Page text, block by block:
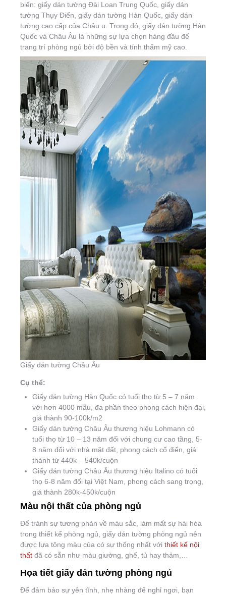
biến: giấy dán tường Đài Loan Trung Quốc, giấy dán
tường Thụy Điển, giấy dán tường Hàn Quốc, giấy dán
tường cao cấp của Châu u. Trong đó, giấy dán tường Hàn
Quốc và Châu Âu là những sự lựa chọn hàng đầu để
trang trí phòng ngủ bởi độ bền và tính thẩm mỹ cao.
Giấy dán tường Châu Âu
Cụ thể:
Giấy dán tường Hàn Quốc có tuổi thọ từ 5 – 7 năm
với hơn 4000 mẫu, đa phần theo phong cách hiện đại,
giá thành 90-100k/m2
Giấy dán tường Châu Âu thương hiệu Lohmann có
tuổi thọ từ 10 – 13 năm đối với chung cư cao tầng, 5-
8 năm đối với nhà mặt đất, phong cách cổ điển, giá
thành từ 440k – 540k/cuộn
Giấy dán tường Châu Âu thương hiệu Italino có tuổi
thọ 6-8 năm đối tại Việt Nam, phong cách sang trọng,
giá thành 280k-450k/cuộn
Màu nội thất của phòng ngủ
Để tránh sự tương phản về màu sắc, làm mất sự hài hòa
trong thiết kế phòng ngủ, giấy dán tường phòng ngủ nên
được lựa tông màu của có sự thống nhất với thiết kế nội
thất đã có sẵn như màu giường, ghế, tủ hay thảm,…
Họa tiết giấy dán tường phòng ngủ
Để đảm bảo sự yên tĩnh, nhẹ nhàng để nghỉ ngơi, bạn